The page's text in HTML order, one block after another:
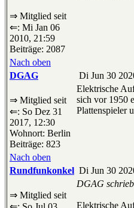
⇒ Mitglied seit
⇐: Mi Jan 06
2010, 21:59
Beiträge: 2087
Nach oben
DGAG
Di Jun 30
⇒ Mitglied seit
⇐: So Dez 31
2017, 12:30
Wohnort: Berlin
Beiträge: 823
Elektrische
sich vor 1950
Plattenspieler
Nach oben
Rundfunkonkel Di Jun 30
⇒ Mitglied seit
DGAG schrieb
Elektrische